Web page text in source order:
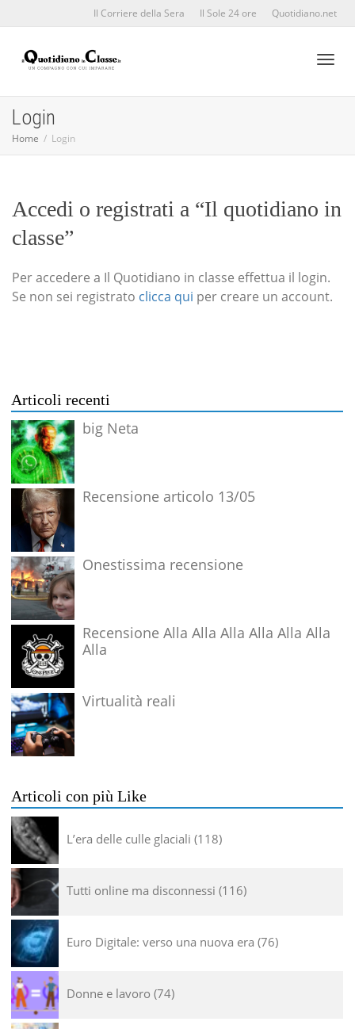
Il Corriere della Sera Il Sole 24 ore Quotidiano.net
Login
Home Login
Accedi o registrati a “Il quotidiano in
classe”
Per accedere a Il Quotidiano in classe effettua il login.
Se non sei registrato clicca qui per creare un account.
Articoli recenti
big Neta
Recensione articolo 13/05
Onestissima recensione
Recensione Alla Alla Alla Alla Alla Alla
Alla
Virtualità reali
Articoli con più Like
L’era delle culle glaciali 118
Tutti online ma disconnessi 116
Euro Digitale: verso una nuova era 76
Donne e lavoro 74